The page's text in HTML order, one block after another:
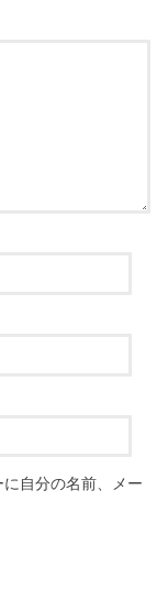
自分の名前、メー